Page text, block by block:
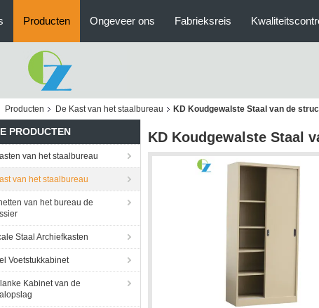
Producten Ongeveer ons Fabrieksreis
Producten De Kast van het staalbureau KD Koudgewalste Staal van de
PRODUCTEN
van het staalbureau
van het staalbureau
van het bureau de
Staal Archiefkasten
Voetstukkabinet
Kabinet van de
KD Koudgewalste Staal